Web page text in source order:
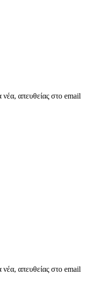
νέα, απευθείας στο email
νέα, απευθείας στο email